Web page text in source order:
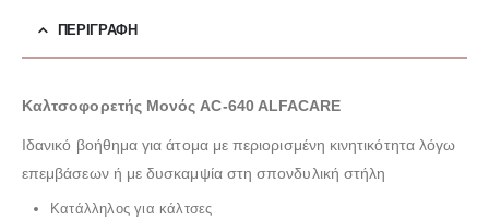
ΠΕΡΙΓΡΑΦΉ
Καλτσοφορετής Μονός AC-640 ALFACARE
Ιδανικό βοήθημα για άτομα με περιορισμένη κινητικότητα λόγω
επεμβάσεων ή με δυσκαμψία στη σπονδυλική στήλη
Κατάλληλος για κάλτσες